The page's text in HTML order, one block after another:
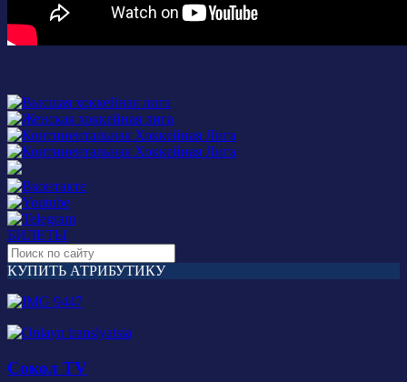
БИЛЕТЫ
КУПИТЬ АТРИБУТИКУ
Сокол TV